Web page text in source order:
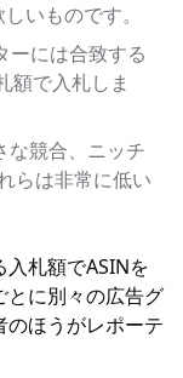
いものです。
ーには合致する
額で入札しま
な競合、ニッチ
らは非常に低い
札額でASINを
とに別々の広告グ
のほうがレポーテ